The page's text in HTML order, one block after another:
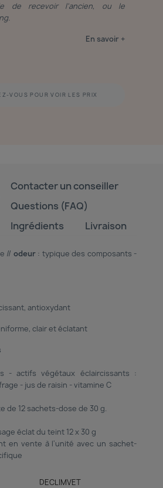
de recevoir l'ancien, ou le
En savoir +
VOUS POUR VOIR LES PRIX
Contacter un conseiller
Questions (FAQ)
Ingrédients Livraison
// odeur: typique des composants -
antioxydant
clair et éclatant
- actifs végétaux éclaircissants :
- jus de raisin - vitamine C
de 12 sachets-dose de 30 g.
éclat du teint 12 x 30 g
en vente à l'unité avec un sachet-
DECLIMVET